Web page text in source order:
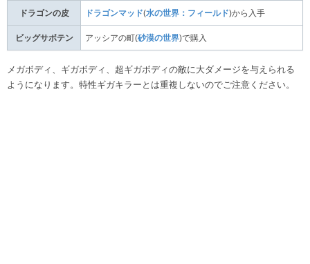
ドラゴンの皮 ドラゴンマッド(水の世界：フィールド)から入手
ビッグサボテン アッシアの町(砂漠の世界)で購入
メガボディ、ギガボディ、超ギガボディの敵に大ダメージを与えられる
ようになります。特性ギガキラーとは重複しないのでご注意ください。